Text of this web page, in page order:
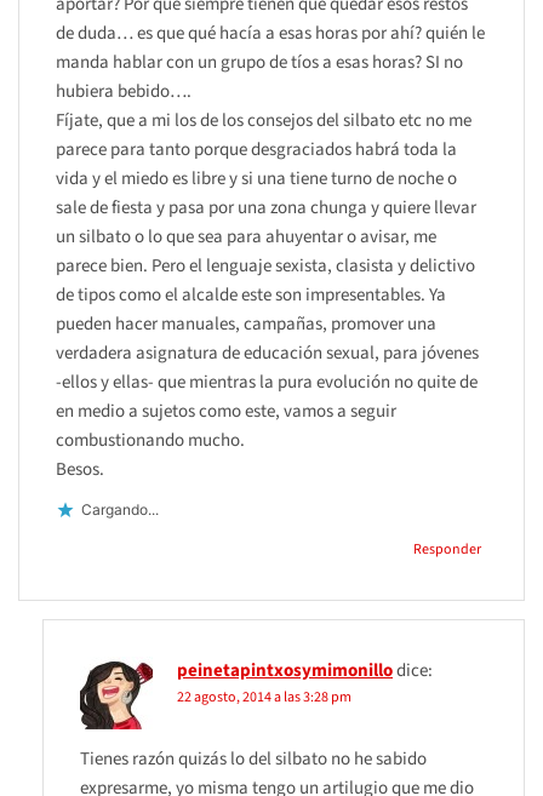
de duda… es que qué hacía a esas horas por ahí? quién le
manda hablar con un grupo de tíos a esas horas? SI no
hubiera bebido….
Fíjate, que a mi los de los consejos del silbato etc no me
parece para tanto porque desgraciados habrá toda la
vida y el miedo es libre y si una tiene turno de noche o
sale de fiesta y pasa por una zona chunga y quiere llevar
un silbato o lo que sea para ahuyentar o avisar, me
parece bien. Pero el lenguaje sexista, clasista y delictivo
de tipos como el alcalde este son impresentables. Ya
pueden hacer manuales, campañas, promover una
verdadera asignatura de educación sexual, para jóvenes
-ellos y ellas- que mientras la pura evolución no quite de
en medio a sujetos como este, vamos a seguir
combustionando mucho.
Besos.
Cargando...
Responder
peinetapintxosymimonillodice:
22 agosto, 2014 a las 3:28 pm
Tienes razón quizás lo del silbato no he sabido
expresarme, yo misma tengo un artilugio que me dio